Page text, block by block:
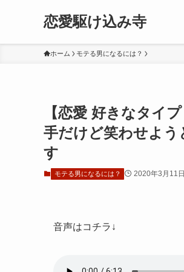
恋愛駆け込み寺
ホーム モテる男になるには？
【恋愛 好きなタイ
手だけど笑わせよう
す
モテる男になるには？ 2020年3月11日
音声はコチラ↓